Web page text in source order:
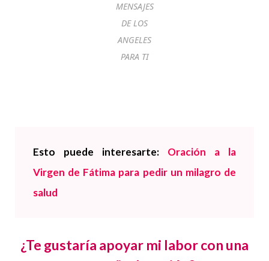
MENSAJES
DE LOS
ANGELES
PARA TI
Esto puede interesarte: Oración a la
Virgen de Fátima para pedir un milagro de
salud
¿Te gustaría apoyar mi labor con una